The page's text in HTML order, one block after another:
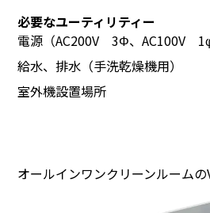
必要なユーティリティー
電源（AC200V 3Φ、AC100V
給水、排水（手洗乾燥機用）
室外機設置場所
オールインワンクリーンルームの